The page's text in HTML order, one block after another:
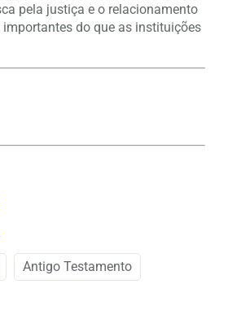
pela justiça e o relacionamento
do que as instituições
Antigo Testamento